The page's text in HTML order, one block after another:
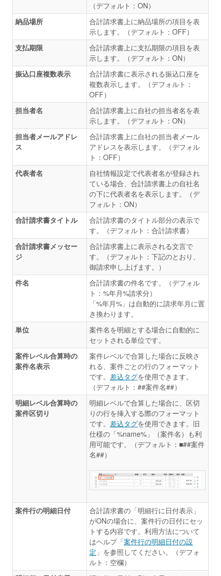
（デフォルト：ON）
納品場所
合計請求書上に納品場所の項目を表
示します。（デフォルト：OFF）
支払期限
合計請求書上に支払期限の項目を表
示します。（デフォルト：ON）
振込口座複数表示
合計請求書に表示される振込口座を
複数表示します。（デフォルト：
OFF）
担当者名
合計請求書上に自社の担当者名を表
示します。（デフォルト：ON）
担当者メールアドレ
ス
合計請求書上に自社の担当者メール
アドレスを表示します。（デフォル
ト：OFF）
代表者名
自社情報設定で代表者名が登録され
ている場合、合計請求書上の自社名
の下に代表者名を表示します。（デ
フォルト：ON）
合計請求書タイトル
合計請求書のタイトル部分の表示で
す。（デフォルト：合計請求書）
合計請求書メッセー
ジ
合計請求書上に表示される文言で
す。（デフォルト：下記のとおり、
御請求申し上げます。）
件名
合計請求書の件名です。（デフォル
ト：%年月%請求分）
「%年月%」は自動的に請求年月に置
き換わります。
単位
案件名を明細とする場合に自動的に
セットされる単位です。
案件レベル合算時の
案件名表示
案件レベルで合算した場合に反映さ
れる、案件ごとの行のフォーマット
です。 差込タグを使用できます。
（デフォルト：##案件名##）
明細レベル合算時の
案件区切り
明細レベルで合算した場合に、区切
りの行を挿入する際のフォーマット
です。 差込タグを使用できます。旧
仕様の「%name%」（案件名）も利
用可能です。（デフォルト：■##案件
名##）
案件行の明細日付
合計請求書の「明細行に日付表示」
がONの場合に、案件行の日付にセッ
トする内容です。利用方法について
はヘルプ「案件行の明細日付の設
定 」を参照してください。（デフォ
ルト：空欄）